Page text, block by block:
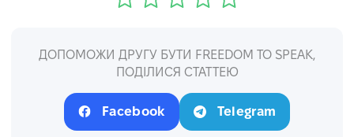
ДОПОМОЖИ ДРУГУ БУТИ FREEDOM TO SPEAK,
ПОДІЛИСЯ СТАТТЕЮ
Facebook Telegram